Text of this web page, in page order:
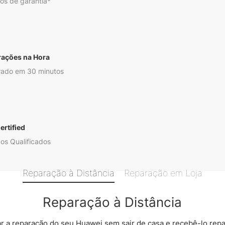
na Hora
em 30 minutos
Qualificados
Reparação à Distância Reparação em Loja
Reparação à Distância